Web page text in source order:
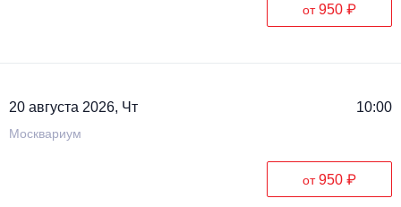
от950 ₽
20 августа 2026, Чт 10:00
Москвариум
от950 ₽